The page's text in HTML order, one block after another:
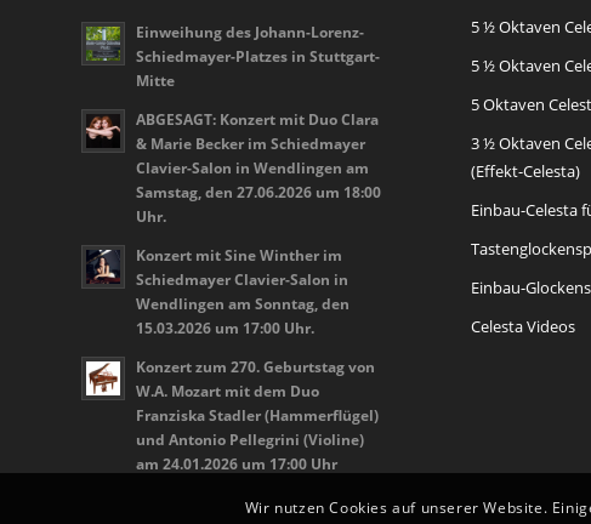
Einweihung des Johann-Lorenz-
Schiedmayer-Platzes in Stuttgart-
Mitte
ABGESAGT: Konzert mit Duo Clara
& Marie Becker im Schiedmayer
Clavier-Salon in Wendlingen am
Samstag, den 27.06.2026 um 18:00
Uhr.
Konzert mit Sine Winther im
Schiedmayer Clavier-Salon in
Wendlingen am Sonntag, den
15.03.2026 um 17:00 Uhr.
Konzert zum 270. Geburtstag von
W.A. Mozart mit dem Duo
Franziska Stadler (Hammerflügel)
und Antonio Pellegrini (Violine)
am 24.01.2026 um 17:00 Uhr
5 ½ Oktaven
5 ½ Oktaven
5 Oktaven
3 ½ Oktaven
(Effekt-Celesta)
Einbau-Celesta
Einbau-
Celesta Videos
Wir nutzen Cookies auf unserer Website.